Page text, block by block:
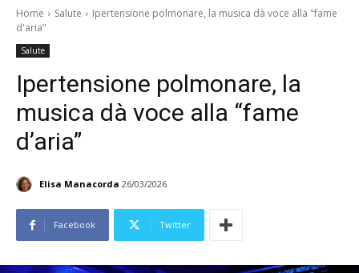
Home Salute
Ipertensione polmonare, la musica dà voce alla "fame
d'aria"
Salute
Ipertensione polmonare, la
musica dà voce alla “fame
d’aria”
Elisa Manacorda 26/03/2026
Facebook Twitter